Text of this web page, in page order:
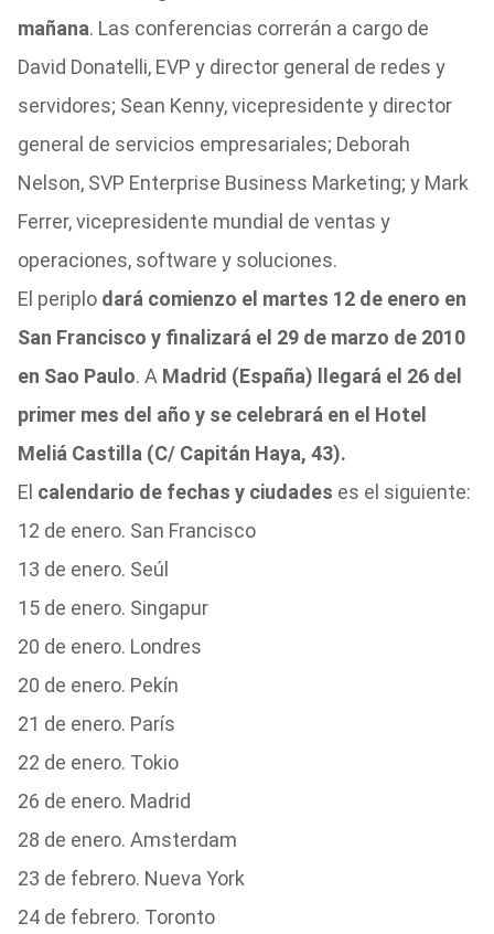
mañana. Las conferencias correrán a cargo de
David Donatelli, EVP y director general de redes y
servidores; Sean Kenny, vicepresidente y director
general de servicios empresariales; Deborah
Nelson, SVP Enterprise Business Marketing; y Mark
Ferrer, vicepresidente mundial de ventas y
operaciones, software y soluciones.
El periplo dará comienzo el martes 12 de enero en
San Francisco y finalizará el 29 de marzo de 2010
en Sao Paulo. A Madrid (España) llegará el 26 del
primer mes del año y se celebrará en el Hotel
Meliá Castilla (C/ Capitán Haya, 43).
El calendario de fechas y ciudades es el siguiente:
12 de enero. San Francisco
13 de enero. Seúl
15 de enero. Singapur
20 de enero. Londres
20 de enero. Pekín
21 de enero. París
22 de enero. Tokio
26 de enero. Madrid
28 de enero. Amsterdam
23 de febrero. Nueva York
24 de febrero. Toronto